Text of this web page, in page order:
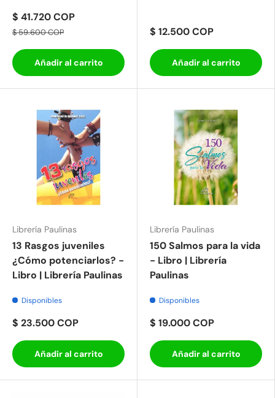
$ 41.720 COP
$ 59.600 COP
Añadir al carrito
$ 12.500 COP
Añadir al carrito
Librería Paulinas
13 Rasgos juveniles
¿Cómo potenciarlos? -
Libro | Librería Paulinas
Disponibles
$ 23.500 COP
Añadir al carrito
Librería Paulinas
150 Salmos para la vida
- Libro | Librería
Paulinas
Disponibles
$ 19.000 COP
Añadir al carrito